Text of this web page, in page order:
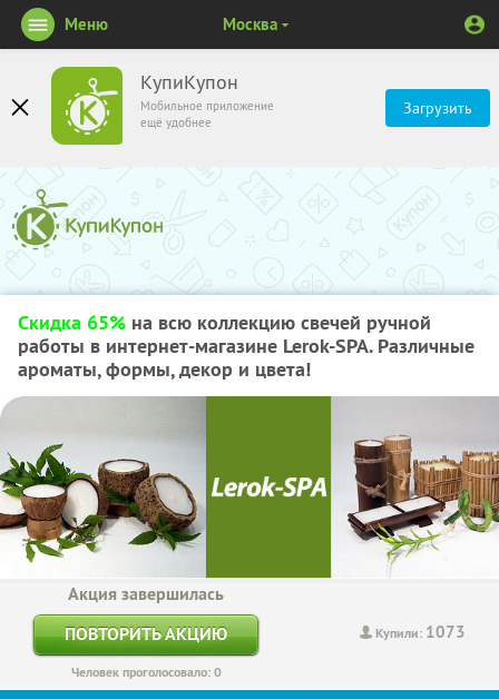
КупиКупон
Мобильное приложение
ещё удобнее
Загрузить
Меню Москва
Скидка 65% на всю коллекцию свечей ручной
работы в интернет-магазине Lerok-SPA. Различные
ароматы, формы, декор и цвета!
Купили: 1073
Акция завершилась
ПОВТОРИТЬ АКЦИЮ
Человек проголосовало: 0